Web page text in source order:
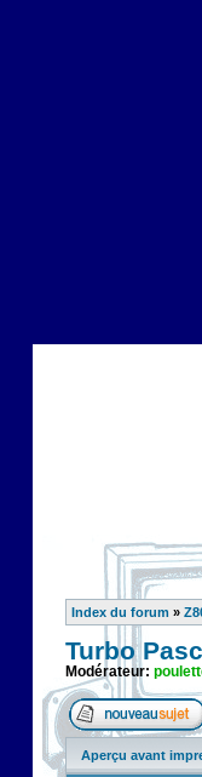
Index du forum »
Turbo
Modérateur:
Aperçu avant